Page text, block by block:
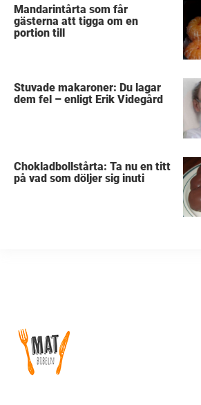
Mandarintårta som får
gästerna att tigga om en
portion till
Stuvade makaroner: Du lagar
dem fel – enligt Erik Videgård
Chokladbollstårta: Ta nu en titt
på vad som döljer sig inuti